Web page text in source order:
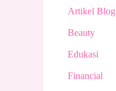
Artikel Blog
Beauty
Edukasi
Financial